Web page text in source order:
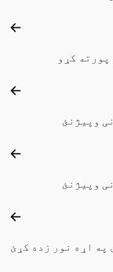
کړو
وپیژنئ
وپیژنئ
په اړه نور زده کړئ